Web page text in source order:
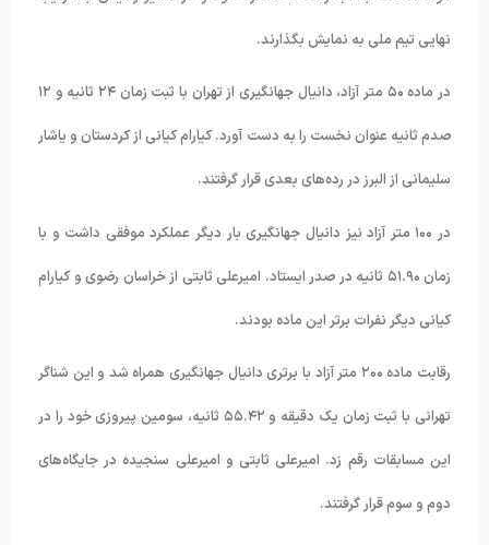
نهایی تیم ملی به نمایش بگذارند.
در ماده ۵۰ متر آزاد، دانیال جهانگیری از تهران با ثبت زمان ۲۴ ثانیه و ۱۲
صدم ثانیه عنوان نخست را به دست آورد. کیارام کیانی از کردستان و یاشار
سلیمانی‌ از البرز در رده‌های بعدی قرار گرفتند.
در ۱۰۰ متر آزاد نیز دانیال جهانگیری بار دیگر عملکرد موفقی داشت و با
زمان ۵۱.۹۰ ثانیه در صدر ایستاد. امیرعلی ثابتی از خراسان رضوی و کیارام
کیانی دیگر نفرات برتر این ماده بودند.
رقابت ماده ۲۰۰ متر آزاد با برتری دانیال جهانگیری همراه شد و این شناگر
تهرانی با ثبت زمان یک دقیقه و ۵۵.۴۲ ثانیه، سومین پیروزی خود را در
این مسابقات رقم زد. امیرعلی ثابتی و امیرعلی سنجیده در جایگاه‌های
دوم و سوم قرار گرفتند.